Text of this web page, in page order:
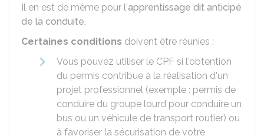
Il en est de même pour l'apprentissage dit anticipé
de la conduite.
Certaines conditions doivent être réunies :
Vous pouvez utiliser le CPF si l'obtention
du permis contribue à la réalisation d'un
projet professionnel (exemple : permis de
conduire du groupe lourd pour conduire un
bus ou un véhicule de transport routier) ou
à favoriser la sécurisation de votre